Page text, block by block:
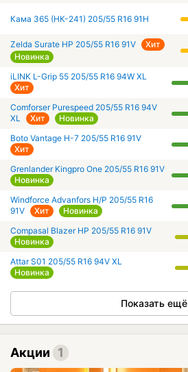
Кама 365 (НК-241) 205/55 R16 91H
Zelda Surate HP 205/55 R16 91V
Хит
Новинка
iLINK L-Grip 55 205/55 R16 94W XL
Хит
Comforser Purespeed 205/55 R16 94V
XL
Хит Новинка
Boto Vantage H-7 205/55 R16 91V
Хит
Grenlander Kingpro One 205/55 R16 91V
Новинка
Windforce Advanfors H/P 205/55 R16
91V
Хит Новинка
Compasal Blazer HP 205/55 R16 91V
Новинка
Attar S01 205/55 R16 94V XL
Новинка
Показать ещё
Акции 1